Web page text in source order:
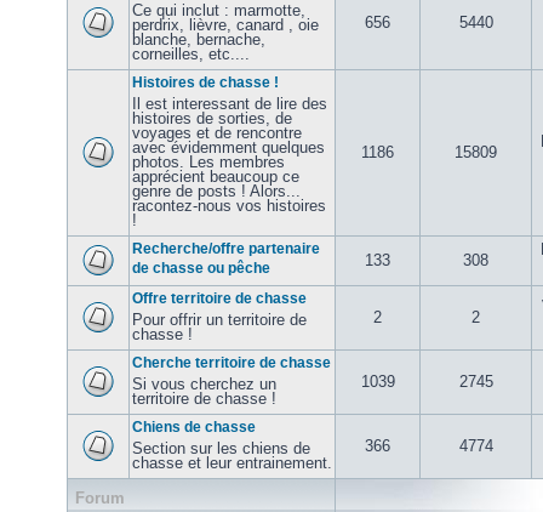
Ce qui inclut : marmotte,
perdrix, lièvre, canard , oie
blanche, bernache,
corneilles, etc....
656 5440
Histoires de chasse !
Il est interessant de lire des
histoires de sorties, de
voyages et de rencontre
avec évidemment quelques
photos. Les membres
apprécient beaucoup ce
genre de posts ! Alors...
racontez-nous vos histoires
!
1186 15809
Recherche/offre partenaire
de chasse ou pêche
133 308
Offre territoire de chasse
Pour offrir un territoire de
chasse !
2 2
Cherche territoire de chasse
Si vous cherchez un
territoire de chasse !
1039 2745
Chiens de chasse
Section sur les chiens de
chasse et leur entrainement.
366 4774
Forum